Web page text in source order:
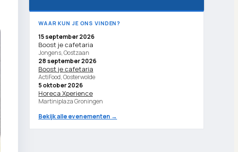
WAAR KUN JE ONS VINDEN?
15 september 2026
Boost je cafetaria
Jongens, Oostzaan
28 september 2026
Boost je cafetaria
ActiFood, Oosterwolde
5 oktober 2026
Horeca Xperience
Martiniplaza Groningen
Bekijk alle evenementen →